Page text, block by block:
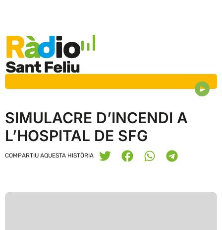
SIMULACRE D’INCENDI A
L’HOSPITAL DE SFG
COMPARTIU AQUESTA HISTÒRIA